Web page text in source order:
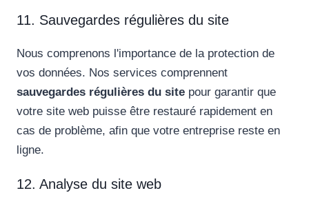
11. Sauvegardes régulières du site
Nous comprenons l'importance de la protection de
vos données. Nos services comprennent
sauvegardes régulières du site pour garantir que
votre site web puisse être restauré rapidement en
cas de problème, afin que votre entreprise reste en
ligne.
12. Analyse du site web